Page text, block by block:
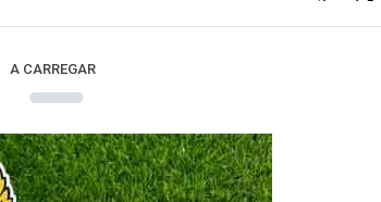
A CARREGAR